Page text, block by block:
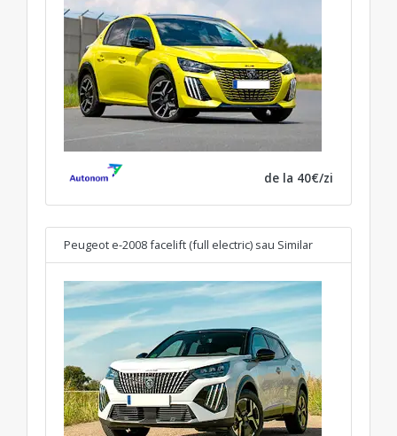
de la 40€/zi
Peugeot e-2008 facelift (full electric) sau Similar